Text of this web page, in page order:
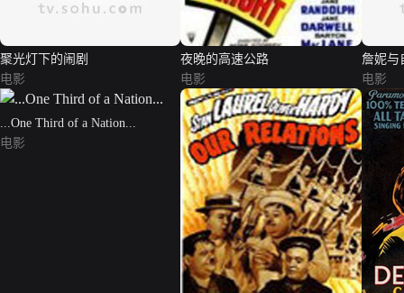
聚光灯下的闹剧
电影
夜晚的高速公路
电影
詹妮与
电影
...One Third of a Nation...
电影